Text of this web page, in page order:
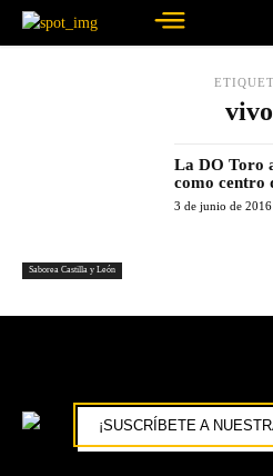
vivo
Saborea Castilla y León
La DO Toro
como centro
3 de junio de 2016
¡SUSCRÍBETE A